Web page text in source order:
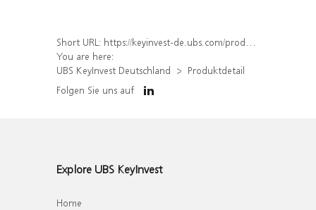
Short URL: https://keyinvest-de.ubs.com/produkt/detail/index/isin/DE000WA7L7L0
You are here:
UBS KeyInvest Deutschland
Produktdetail
Folgen Sie uns auf
Explore UBS KeyInvest
Home